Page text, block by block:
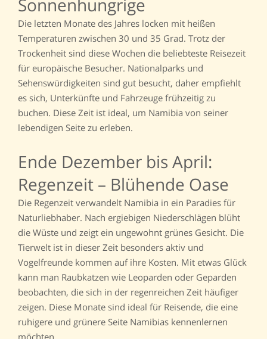
Die letzten Monate des Jahres locken mit heißen
Temperaturen zwischen 30 und 35 Grad. Trotz der
Trockenheit sind diese Wochen die beliebteste Reisezeit
für europäische Besucher. Nationalparks und
Sehenswürdigkeiten sind gut besucht, daher empfiehlt
es sich, Unterkünfte und Fahrzeuge frühzeitig zu
buchen. Diese Zeit ist ideal, um Namibia von seiner
lebendigen Seite zu erleben.
Ende Dezember bis April:
Regenzeit – Blühende Oase
Die Regenzeit verwandelt Namibia in ein Paradies für
Naturliebhaber. Nach ergiebigen Niederschlägen blüht
die Wüste und zeigt ein ungewohnt grünes Gesicht. Die
Tierwelt ist in dieser Zeit besonders aktiv und
Vogelfreunde kommen auf ihre Kosten. Mit etwas Glück
kann man Raubkatzen wie Leoparden oder Geparden
beobachten, die sich in der regenreichen Zeit häufiger
zeigen. Diese Monate sind ideal für Reisende, die eine
ruhigere und grünere Seite Namibias kennenlernen
möchten.